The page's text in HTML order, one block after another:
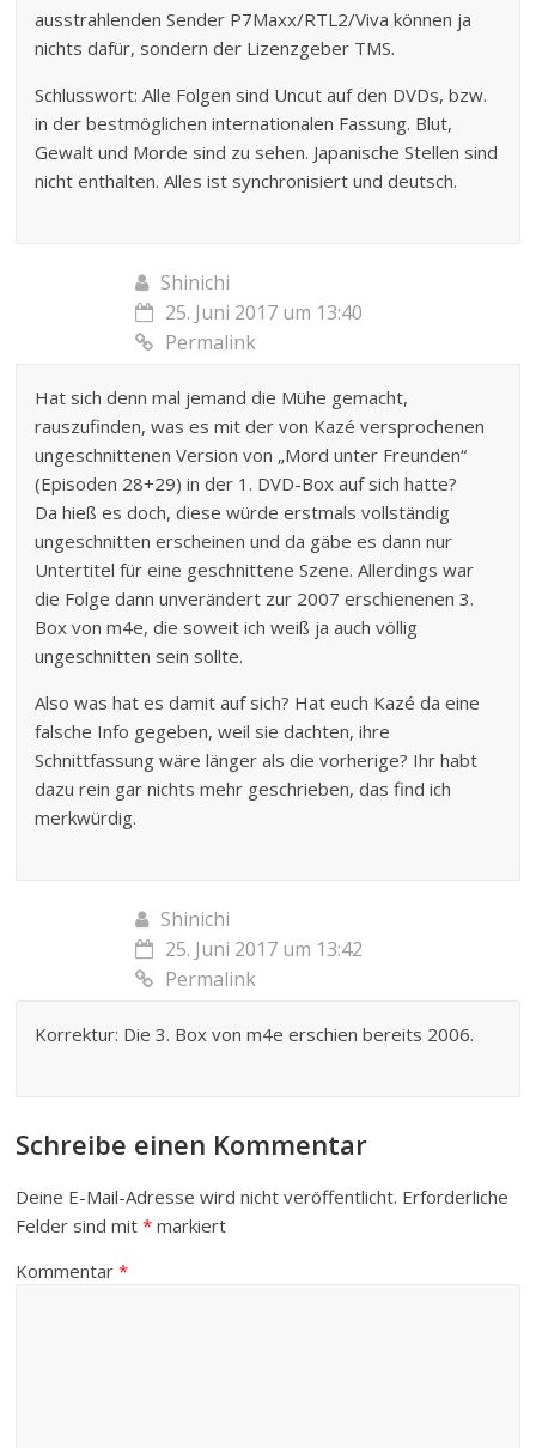
ausstrahlenden Sender P7Maxx/RTL2/Viva können ja
nichts dafür, sondern der Lizenzgeber TMS.
Schlusswort: Alle Folgen sind Uncut auf den DVDs, bzw.
in der bestmöglichen internationalen Fassung. Blut,
Gewalt und Morde sind zu sehen. Japanische Stellen sind
nicht enthalten. Alles ist synchronisiert und deutsch.
Shinichi
25. Juni 2017 um 13:40
Permalink
Hat sich denn mal jemand die Mühe gemacht,
rauszufinden, was es mit der von Kazé versprochenen
ungeschnittenen Version von „Mord unter Freunden“
(Episoden 28+29) in der 1. DVD-Box auf sich hatte?
Da hieß es doch, diese würde erstmals vollständig
ungeschnitten erscheinen und da gäbe es dann nur
Untertitel für eine geschnittene Szene. Allerdings war
die Folge dann unverändert zur 2007 erschienenen 3.
Box von m4e, die soweit ich weiß ja auch völlig
ungeschnitten sein sollte.
Also was hat es damit auf sich? Hat euch Kazé da eine
falsche Info gegeben, weil sie dachten, ihre
Schnittfassung wäre länger als die vorherige? Ihr habt
dazu rein gar nichts mehr geschrieben, das find ich
merkwürdig.
Shinichi
25. Juni 2017 um 13:42
Permalink
Korrektur: Die 3. Box von m4e erschien bereits 2006.
Schreibe einen Kommentar
Deine E-Mail-Adresse wird nicht veröffentlicht. Erforderliche
Felder sind mit* markiert
Kommentar*